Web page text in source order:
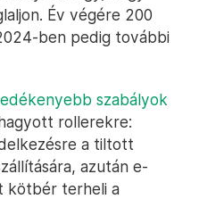
Év végére 200
ben pedig további
szabályok
rollerekre:
a tiltott
azután e-
kötbér terheli a